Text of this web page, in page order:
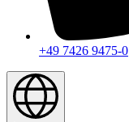
+49 7426 9475-0